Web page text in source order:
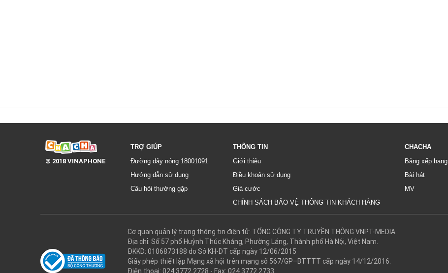
© 2018 VINAPHONE
TRỢ GIÚP
Đường dây nóng 18001091
Hướng dẫn sử dụng
Câu hỏi thường gặp
THÔNG TIN
Giới thiệu
Điều khoản sử dụng
Giá cước
CHÍNH SÁCH BẢO VỆ THÔNG TIN KHÁCH HÀNG
CHACHA
Bảng xếp hạng
Bài hát
MV
Cơ quan quản lý trang thông tin điện tử: TỔNG CÔNG TY TRUYỀN THÔNG VNPT-MEDIA
Địa chỉ: Số 57 phố Huỳnh Thúc Kháng, Phường Láng, Thành phố Hà Nội, Việt Nam.
ĐKKD: 0106873188 do Sở KH-DT cấp ngày 12/06/2015
Giấy phép thiết lập Mạng xã hội trên mạng số 567/GP–BTTTT cấp ngày 14/12/2016.
Điện thoại: 024.3772.2728 - Fax: 024.3772.2733